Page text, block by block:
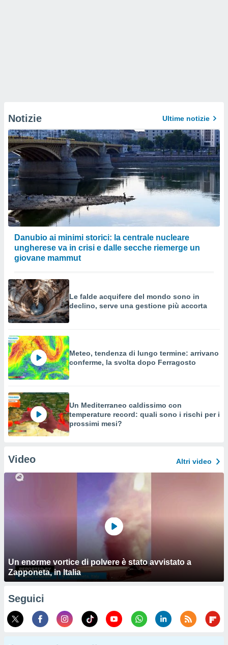
Notizie Ultime notizie
Danubio ai minimi storici: la centrale nucleare
ungherese va in crisi e dalle secche riemerge un
giovane mammut
Le falde acquifere del mondo sono in
declino, serve una gestione più accorta
Meteo, tendenza di lungo termine: arrivano
conferme, la svolta dopo Ferragosto
Un Mediterraneo caldissimo con
temperature record: quali sono i rischi per i
prossimi mesi?
Video Altri video
Un enorme vortice di polvere è stato avvistato a
Zapponeta, in Italia
Seguici